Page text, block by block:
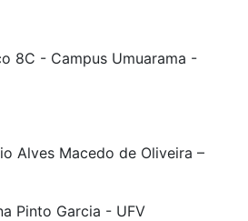
8C - Campus Umuarama -
Alves Macedo de Oliveira –
Pinto Garcia - UFV